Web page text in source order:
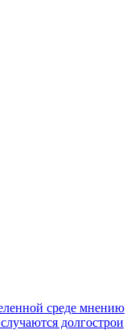
среде мнению
долгострои